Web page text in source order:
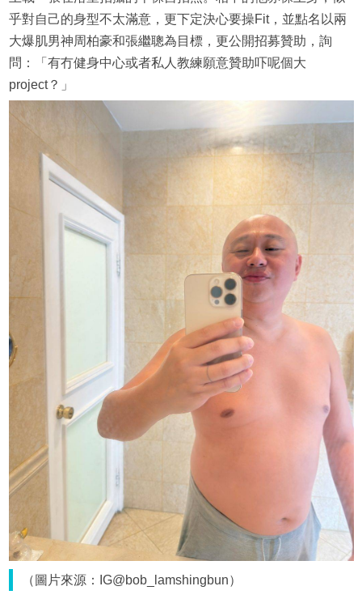
乎對自己的身型不太滿意，更下定決心要操Fit，並點名以兩
大爆肌男神周柏豪和張繼聰為目標，更公開招募贊助，詢
問：「有冇健身中心或者私人教練願意贊助吓呢個大
project？」
（圖片來源：IG@bob_lamshingbun）